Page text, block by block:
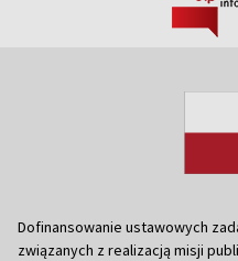
Dofinansowanie ustawowych
związanych z realizacją misji